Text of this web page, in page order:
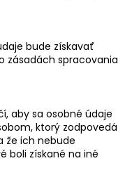
bude získavať
zásadách spracovania
aby sa osobné údaje
ktorý zodpovedá
že ich nebude
boli získané na iné